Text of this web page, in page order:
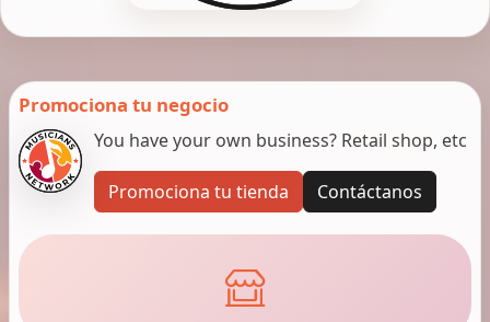
Promociona tu negocio
You have your own business? Retail shop, etc
Promociona tu tienda Contáctanos